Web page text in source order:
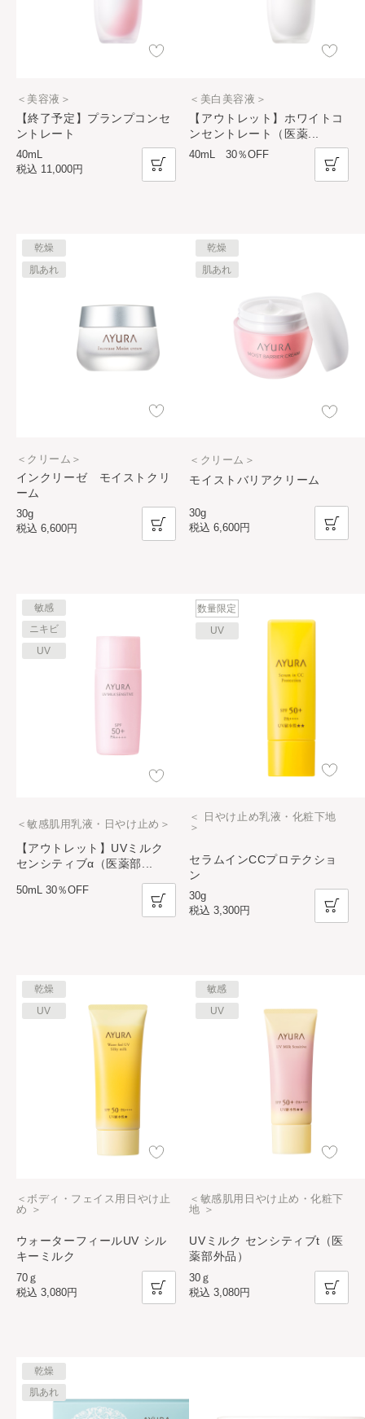
【終了予定】プランプコンセ
ントレート
＜美容液＞
40mL
税込 11,000円
【アウトレット】ホワイトコ
ンセントレート（医薬
＜美白美容液＞
40mL 30％OFF
インクリーゼ モイストクリ
ーム
乾燥
肌あれ
＜クリーム＞
30g
税込 6,600円
モイストバリアクリーム
乾燥
肌あれ
＜クリーム＞
30g
税込6,600円
【アウトレット】UVミルク
センシティブα（医薬部...
敏感
ニキビ
UV
＜敏感肌用乳液・日やけ止め＞
50mL 30％OFF
セラムインCCプロテクショ
ン
数量限定
UV
＜ 日やけ止め乳液・化粧下地
＞
30g
税込3,300円
ウォーターフィールUV シル
キーミルク
乾燥
UV
＜ボディ・フェイス用日やけ止
め ＞
70ｇ
税込 3,080円
UVミルク センシティブt（医
薬部外品）
敏感
UV
＜敏感肌用日やけ止め・化粧下
地 ＞
30ｇ
税込3,080円
乾燥
肌あれ